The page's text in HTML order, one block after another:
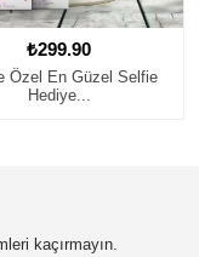
₺299.90
Sevimli Çift Panda
Hed...
kaçırmayın.